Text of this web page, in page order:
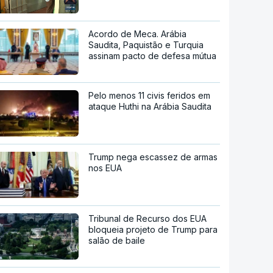
Acordo de Meca. Arábia
Saudita, Paquistão e Turquia
assinam pacto de defesa mútua
Pelo menos 11 civis feridos em
ataque Huthi na Arábia Saudita
Trump nega escassez de armas
nos EUA
Tribunal de Recurso dos EUA
bloqueia projeto de Trump para
salão de baile